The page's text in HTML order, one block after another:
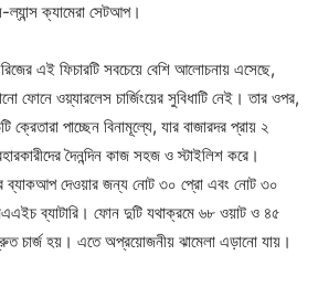
ল্যান্স ক্যামেরা সেটআপ।
এই ফিচারটি সবচেয়ে বেশি আলোচনায় এসেছে,
ফোনে ওয়্যারলেস চার্জিংয়ের সুবিধাটি নেই। তার ওপর,
ক্রেতারা পাচ্ছেন বিনামূল্যে, যার বাজারদর প্রায় ২
দৈনন্দিন কাজ সহজ ও স্টাইলিশ করে।
ব্যাকআপ দেওয়ার জন্য নোট ৩০ প্রো এবং নোট ৩০
ব্যাটারি। ফোন দুটি যথাক্রমে ৬৮ ওয়াট ও ৪৫
দ্রুত চার্জ হয়। এতে অপ্রয়োজনীয় ঝামেলা এড়ানো যায়।